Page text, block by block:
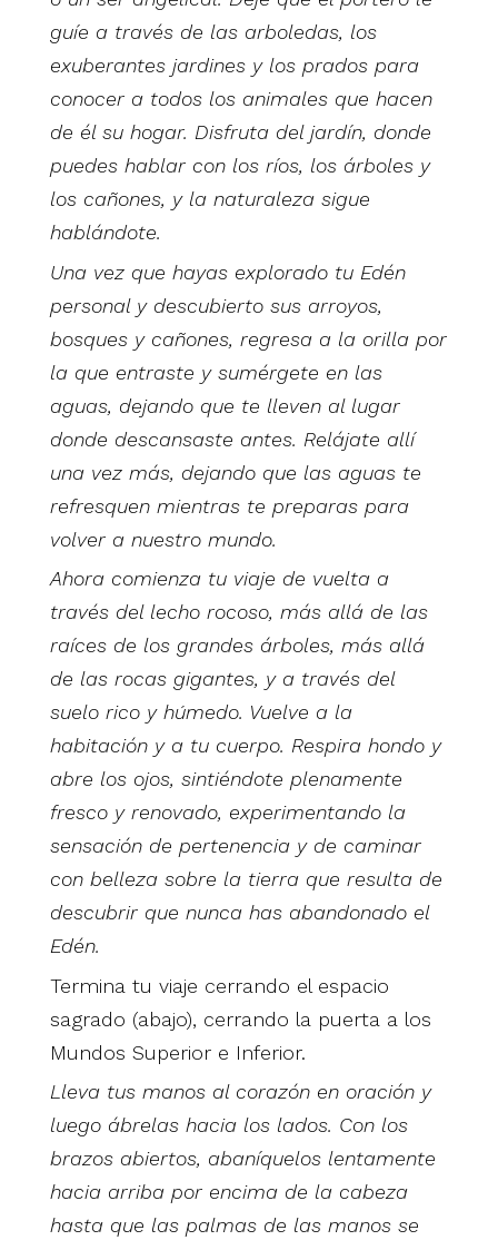
guíe a través de las arboledas, los
exuberantes jardines y los prados para
conocer a todos los animales que hacen
de él su hogar. Disfruta del jardín, donde
puedes hablar con los ríos, los árboles y
los cañones, y la naturaleza sigue
hablándote.
Una vez que hayas explorado tu Edén
personal y descubierto sus arroyos,
bosques y cañones, regresa a la orilla por
la que entraste y sumérgete en las
aguas, dejando que te lleven al lugar
donde descansaste antes. Relájate allí
una vez más, dejando que las aguas te
refresquen mientras te preparas para
volver a nuestro mundo.
Ahora comienza tu viaje de vuelta a
través del lecho rocoso, más allá de las
raíces de los grandes árboles, más allá
de las rocas gigantes, y a través del
suelo rico y húmedo. Vuelve a la
habitación y a tu cuerpo. Respira hondo y
abre los ojos, sintiéndote plenamente
fresco y renovado, experimentando la
sensación de pertenencia y de caminar
con belleza sobre la tierra que resulta de
descubrir que nunca has abandonado el
Edén.
Termina tu viaje cerrando el espacio
sagrado (abajo), cerrando la puerta a los
Mundos Superior e Inferior.
Lleva tus manos al corazón en oración y
luego ábrelas hacia los lados. Con los
brazos abiertos, abaníquelos lentamente
hacia arriba por encima de la cabeza
hasta que las palmas de las manos se